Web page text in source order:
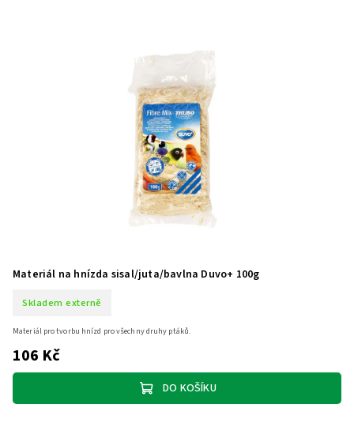
Materiál na hnízda sisal/juta/bavlna Duvo+ 100g
Skladem externě
106 Kč
DO KOŠÍKU
Materiál pro tvorbu hnízd pro všechny druhy ptáků.